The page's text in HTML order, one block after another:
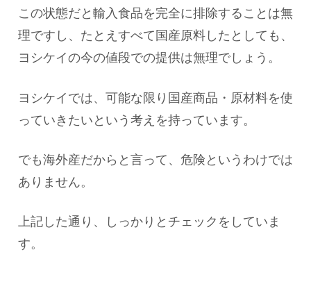
この状態だと輸入食品を完全に排除することは無
理ですし、たとえすべて国産原料したとしても、
ヨシケイの今の値段での提供は無理でしょう。
ヨシケイでは、可能な限り国産商品・原材料を使
っていきたいという考えを持っています。
でも海外産だからと言って、危険というわけでは
ありません。
上記した通り、しっかりとチェックをしていま
す。